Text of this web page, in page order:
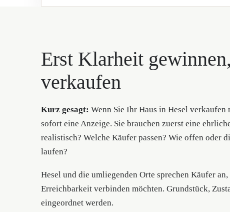
Erst Klarheit
verkaufen
Kurz gesagt: Wenn Sie Ihr Haus in Hesel verkaufen
sofort eine Anzeige. Sie brauchen zuerst eine
realistisch? Welche Käufer passen? Wie offen oder
laufen?
Hesel und die umliegenden Orte sprechen Käufer
Erreichbarkeit verbinden möchten. Grundstück,
eingeordnet werden.